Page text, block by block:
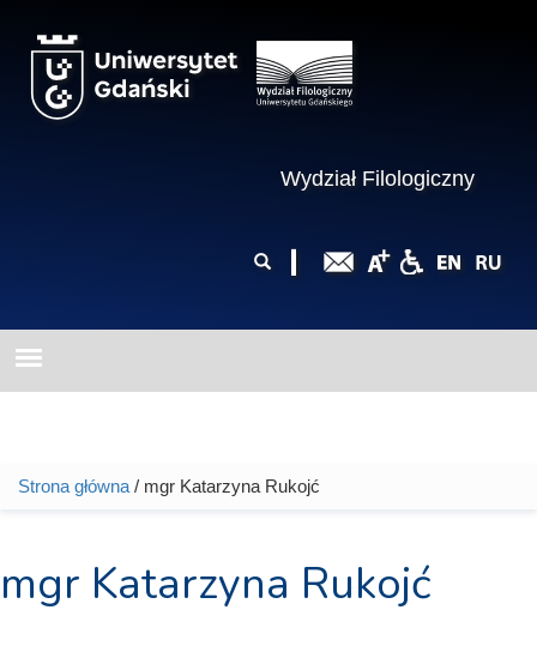
Wydział Filologiczny
wyszukiwania
Jesteś tutaj
Strona główna / mgr Katarzyna Rukojć
mgr Katarzyna Rukojć